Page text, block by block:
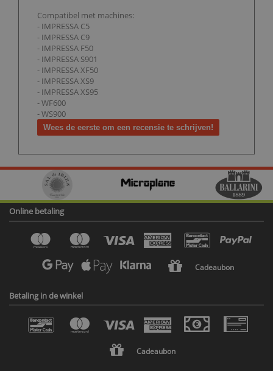
Compatibel met machines:
- IMPRESSA C5
- IMPRESSA C9
- IMPRESSA F50
- IMPRESSA S901
- IMPRESSA XF50
- IMPRESSA XS9
- IMPRESSA XS95
- WF600
- WS900
Wees de eerste om een recensie te schrijven!
Online betaling
Cadeaubon
Betaling in de winkel
Cadeaubon